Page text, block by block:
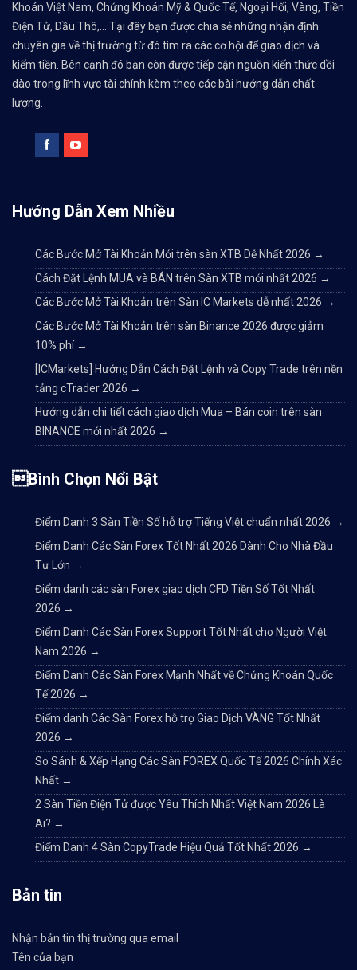
Khoán Việt Nam, Chứng Khoán Mỹ & Quốc Tế, Ngoại Hối, Vàng, Tiền
Điện Tử, Dầu Thô,... Tại đây bạn được chia sẻ những nhận định
chuyên gia về thị trường từ đó tìm ra các cơ hội để giao dịch và
kiếm tiền. Bên cạnh đó bạn còn được tiếp cận nguồn kiến thức dồi
dào trong lĩnh vực tài chính kèm theo các bài hướng dẫn chất
lượng.
Hướng Dẫn Xem Nhiều
Các Bước Mở Tài Khoản Mới trên sàn XTB Dễ Nhất 2026 →
Cách Đặt Lệnh MUA và BÁN trên Sàn XTB mới nhất 2026 →
Các Bước Mở Tài Khoản trên Sàn IC Markets dễ nhất 2026 →
Các Bước Mở Tài Khoản trên sàn Binance 2026 được giảm
10% phí →
[ICMarkets] Hướng Dẫn Cách Đặt Lệnh và Copy Trade trên nền
tảng cTrader 2026 →
Hướng dẫn chi tiết cách giao dịch Mua – Bán coin trên sàn
BINANCE mới nhất 2026 →
Bình Chọn Nổi Bật
Điểm Danh 3 Sàn Tiền Số hỗ trợ Tiếng Việt chuẩn nhất 2026 →
Điểm Danh Các Sàn Forex Tốt Nhất 2026 Dành Cho Nhà Đầu
Tư Lớn →
Điểm danh các sàn Forex giao dịch CFD Tiền Số Tốt Nhất
2026 →
Điểm Danh Các Sàn Forex Support Tốt Nhất cho Người Việt
Nam 2026 →
Điểm Danh Các Sàn Forex Mạnh Nhất về Chứng Khoán Quốc
Tế 2026 →
Điểm danh Các Sàn Forex hỗ trợ Giao Dịch VÀNG Tốt Nhất
2026 →
So Sánh & Xếp Hạng Các Sàn FOREX Quốc Tế 2026 Chính Xác
Nhất →
2 Sàn Tiền Điện Tử được Yêu Thích Nhất Việt Nam 2026 Là
Ai? →
Điểm Danh 4 Sàn CopyTrade Hiệu Quả Tốt Nhất 2026 →
Bản tin
Nhận bản tin thị trường qua email
Tên của bạn